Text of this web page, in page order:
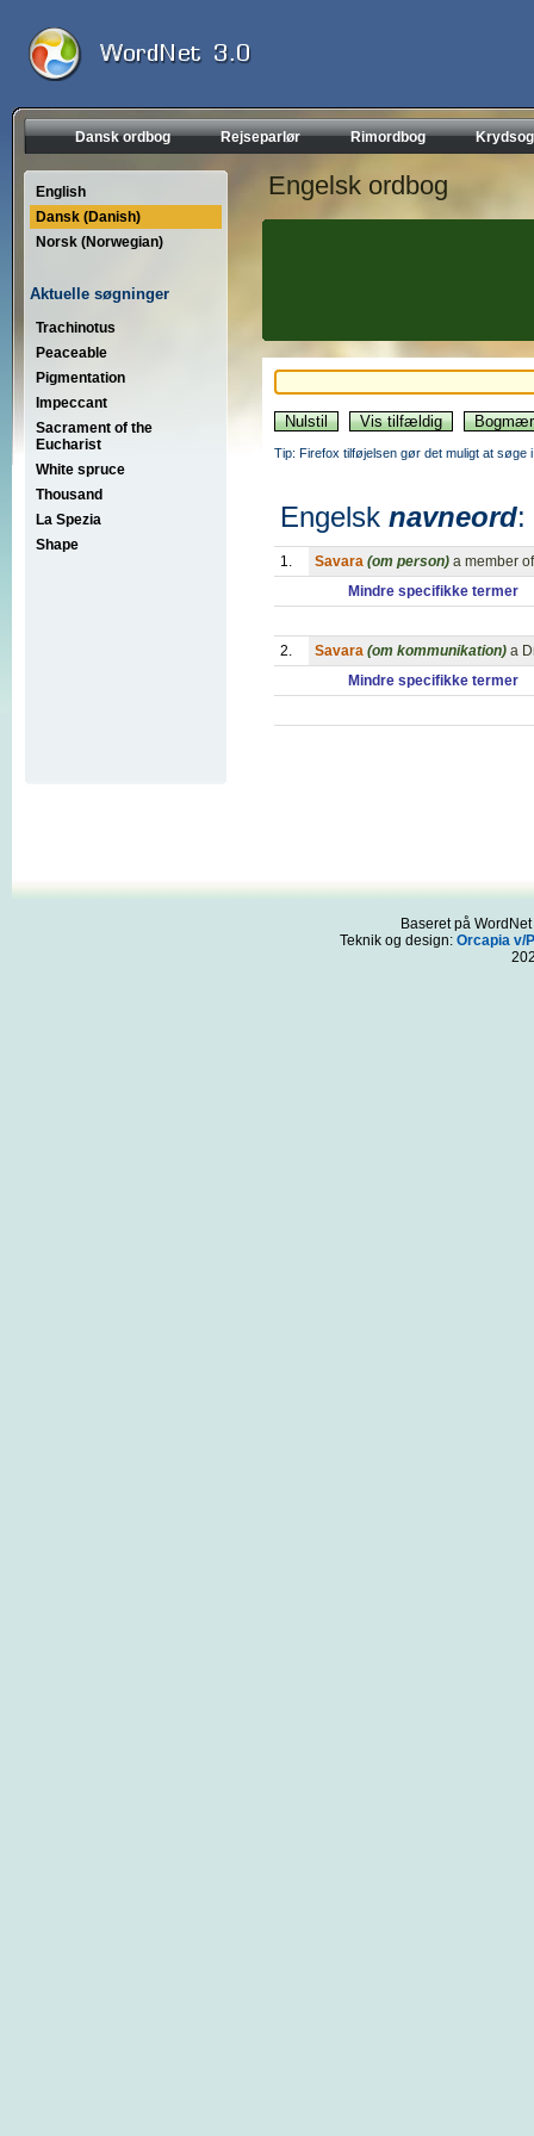
Dansk ordbog Rejseparlør Rimordbog
English
Dansk (Danish)
Norsk (Norwegian)
Aktuelle søgninger
Trachinotus
Peaceable
Pigmentation
Impeccant
Sacrament of the
Eucharist
White spruce
Thousand
La Spezia
Shape
Engelsk ordbog
Tip: Firefox tilføjelsen gør det muligt at søge
Engelsk navneord:
1. Savara (om person) a member
Mindre specifikke termer
2. Savara (om kommunikation) a
Mindre specifikke termer
Baseret på
Teknik og design: Orcapia v/